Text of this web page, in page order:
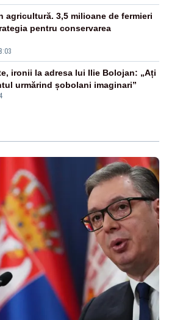
agricultură. 3,5 milioane de fermieri
pentru conservarea
ironii la adresa lui Ilie Bolojan: „Ați
urmărind șobolani imaginari”